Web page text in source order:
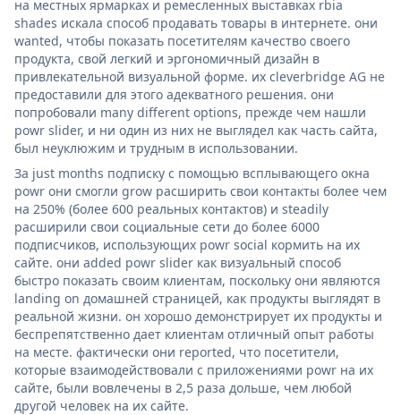
на местных ярмарках и ремесленных выставках rbia
shades искала способ продавать товары в интернете. они
wanted, чтобы показать посетителям качество своего
продукта, свой легкий и эргономичный дизайн в
привлекательной визуальной форме. их cleverbridge AG не
предоставили для этого адекватного решения. они
попробовали many different options, прежде чем нашли
powr slider, и ни один из них не выглядел как часть сайта,
был неуклюжим и трудным в использовании.
За just months подписку с помощью всплывающего окна
powr они смогли grow расширить свои контакты более чем
на 250% (более 600 реальных контактов) и steadily
расширили свои социальные сети до более 6000
подписчиков, использующих powr social кормить на их
сайте. они added powr slider как визуальный способ
быстро показать своим клиентам, поскольку они являются
landing on домашней страницей, как продукты выглядят в
реальной жизни. он хорошо демонстрирует их продукты и
беспрепятственно дает клиентам отличный опыт работы
на месте. фактически они reported, что посетители,
которые взаимодействовали с приложениями powr на их
сайте, были вовлечены в 2,5 раза дольше, чем любой
другой человек на их сайте.